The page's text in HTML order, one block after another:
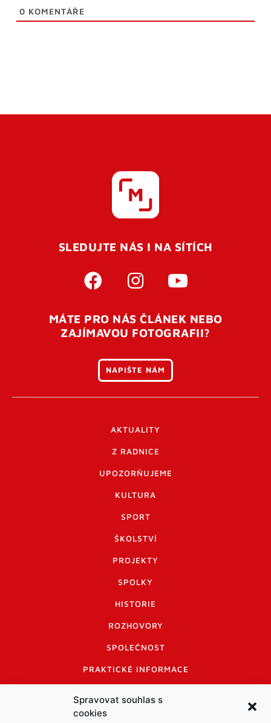
Spravovat souhlas s
cookies
0 KOMENTÁŘE
SLEDUJTE NÁS I NA SÍTÍCH
MÁTE PRO NÁS ČLÁNEK NEBO
ZAJÍMAVOU FOTOGRAFII?
NAPIŠTE NÁM
AKTUALITY
Z RADNICE
UPOZORŇUJEME
KULTURA
SPORT
ŠKOLSTVÍ
PROJEKTY
SPOLKY
HISTORIE
ROZHOVORY
SPOLEČNOST
PRAKTICKÉ INFORMACE
INFORMACE A KODEX DISKUTUJÍCÍCH